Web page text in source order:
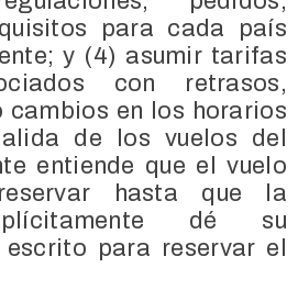
para cada país
y (4) asumir tarifas
con retrasos,
cambios en los horarios
de los vuelos del
entiende que el vuelo
hasta que la
dé su
para reservar el